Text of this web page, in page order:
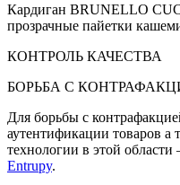
Кардиган BRUNELLO
прозрачные пайетки
КОНТРОЛЬ КАЧЕСТВА
БОРЬБА С
Для борьбы с
аутентификации товаров а
технологии в этой
Entrupy.